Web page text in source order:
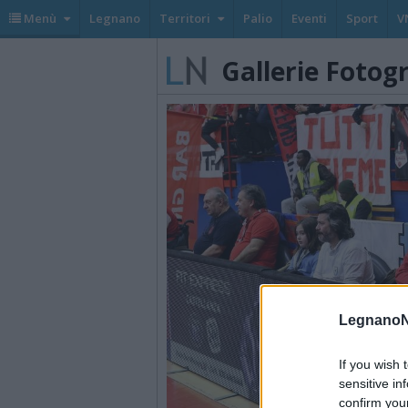
If you wish
sensitive
confirm
Menù Legnano Territori Palio Eventi Sport
Gallerie